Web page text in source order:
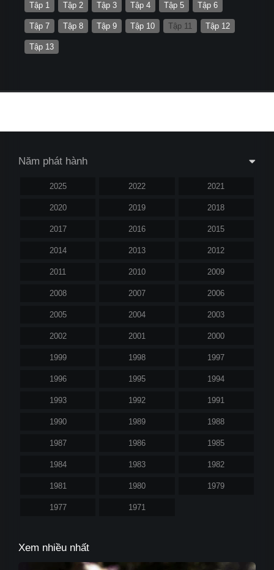
Tập 1 Tập 2 Tập 3 Tập 4 Tập 5 Tập 6
Tập 7 Tập 8 Tập 9 Tập 10 Tập 11 Tập 12
Tập 13
Năm phát hành
2025 2022 2021
2020 2019 2018
2017 2016 2015
2014 2013 2012
2011 2010 2009
2008 2007 2006
2005 2004 2003
2002 2001 2000
1999 1998 1997
1996 1995 1994
1993 1992 1991
1990 1989 1988
1987 1986 1985
1984 1983 1982
1981 1980 1979
1977 1971
Xem nhiều nhất